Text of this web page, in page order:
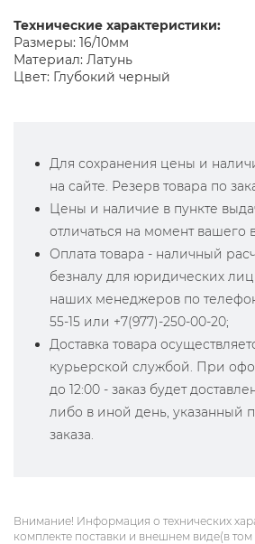
Технические характеристики:
Размеры: 16/10мм
Материал: Латунь
Цвет: Глубокий черный
Для сохранения цены и
на сайте. Резерв товара по
Цены и наличие в пункте
отличаться на момент вашего
Оплата товара - наличный
безналу для юридических лиц
наших менеджеров по
55-15 или +7(977)-250-00-20;
Доставка товара
курьерской службой. При
до 12:00 - заказ будет
либо в иной день, указанный
заказа.
Внимание! Информация о технических
комплекте поставки и внешнем виде(в